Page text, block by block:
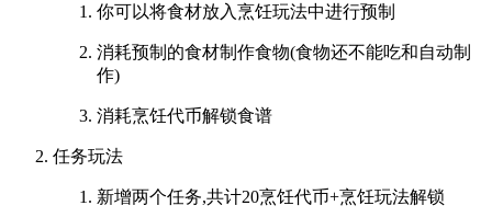
你可以将食材放入烹饪玩法中进行预制
消耗预制的食材制作食物(食物还不能吃和自动制
作)
消耗烹饪代币解锁食谱
任务玩法
新增两个任务,共计20烹饪代币+烹饪玩法解锁